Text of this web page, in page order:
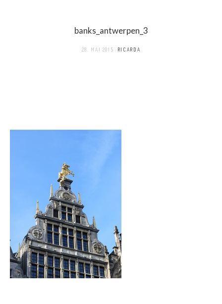
banks_antwerpen_3
28. MAI 2015 RICARDA